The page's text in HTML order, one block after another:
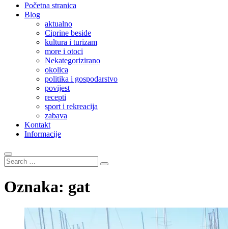
Početna stranica
Blog
aktualno
Ciprine beside
kultura i turizam
more i otoci
Nekategorizirano
okolica
politika i gospodarstvo
povijest
recepti
sport i rekreacija
zabava
Kontakt
Informacije
Search
…
Oznaka: gat